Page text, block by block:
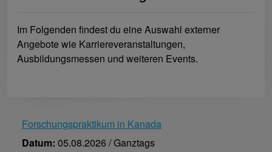
Im Folgenden findest du eine Auswahl externer
Angebote wie Karriereveranstaltungen,
Ausbildungsmessen und weiteren Events.
Forschungspraktikum in Kanada
Datum: 05.08.2026 / Ganztags